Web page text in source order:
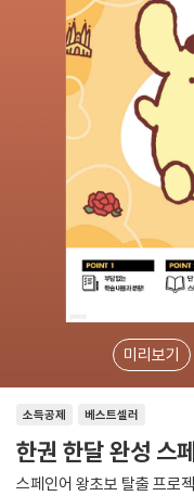
미리보기
소득공제 베스트셀러
한권 한달 완성 스
스페인어 왕초보 탈출 프로